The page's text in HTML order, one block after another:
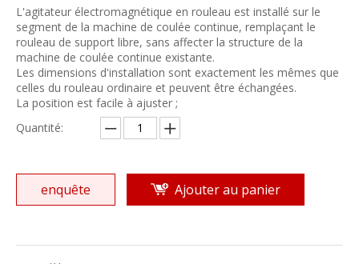
L'agitateur électromagnétique en rouleau est installé sur le
segment de la machine de coulée continue, remplaçant le
rouleau de support libre, sans affecter la structure de la
machine de coulée continue existante.
Les dimensions d'installation sont exactement les mêmes que
celles du rouleau ordinaire et peuvent être échangées.
La position est facile à ajuster ;
Quantité:
enquête Ajouter au panier